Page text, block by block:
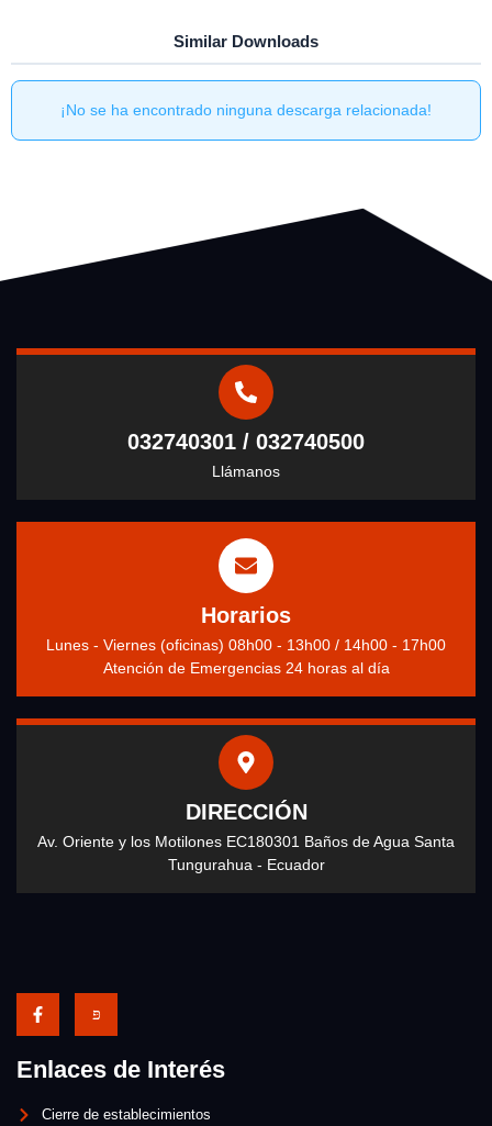
Similar Downloads
¡No se ha encontrado ninguna descarga relacionada!
032740301 / 032740500
Llámanos
Horarios
Lunes - Viernes (oficinas) 08h00 - 13h00 / 14h00 - 17h00
Atención de Emergencias 24 horas al día
DIRECCIÓN
Av. Oriente y los Motilones EC180301 Baños de Agua Santa
Tungurahua - Ecuador
Enlaces de Interés
Cierre de establecimientos